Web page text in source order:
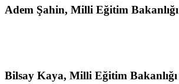
Adem Şahin, Milli Eğitim Bakanlığı
Bilsay Kaya, Milli Eğitim Bakanlığı